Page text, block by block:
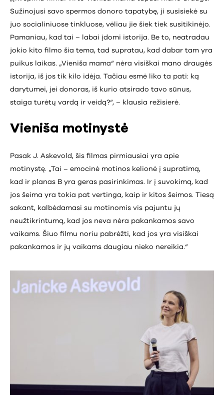
Sužinojusi savo spermos donoro tapatybę, ji susisiekė su
juo socialiniuose tinkluose, vėliau jie šiek tiek susitikinėjo.
Pamaniau, kad tai – labai įdomi istorija. Be to, neatradau
jokio kito filmo šia tema, tad supratau, kad dabar tam yra
puikus laikas. „Vieniša mama“ nėra visiškai mano draugės
istorija, iš jos tik kilo idėja. Tačiau esmė liko ta pati: ką
darytumei, jei donoras, iš kurio atsirado tavo sūnus,
staiga turėtų vardą ir veidą?“, – klausia režisierė.
Vieniša motinystė
Pasak J. Askevold, šis filmas pirmiausiai yra apie
motinystę. „Tai – emocinė motinos kelionė į supratimą,
kad ir planas B yra geras pasirinkimas. Ir į suvokimą, kad
jos šeima yra tokia pat vertinga, kaip ir kitos šeimos. Tiesą
sakant, kalbėdamasi su motinomis vis pajuntu jų
neužtikrintumą, kad jos neva nėra pakankamos savo
vaikams. Šiuo filmu noriu pabrėžti, kad jos yra visiškai
pakankamos ir jų vaikams daugiau nieko nereikia.“